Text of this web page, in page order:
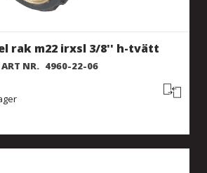
rak m22 irxsl 3/8'' h-tvätt
ART NR. 4960-22-06